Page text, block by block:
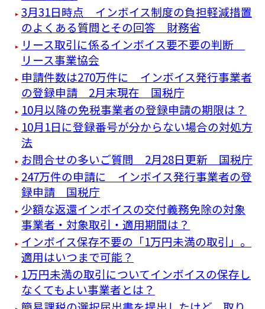
3月31日時点 インボイス制度の負担軽減措置
のよくある質問とその回答 財務省
リース取引に係るインボイス要不要の判断
リース事業協会
申請件数は270万件に インボイス発行事業者
の登録申請 2月末現在 国税庁
10月以降の免税事業者の登録申請の期限は？
10月1日に登録番号が分からない場合の対処方
法
お問合せの多いご質問 2月28日更新 国税庁
247万件の申請に インボイス発行事業者の登
録申請 国税庁
少額な返還インボイスの交付義務免除の対象
事業者・対象取引・適用期間は？
インボイス保存不要の「1万円未満の取引」。
適用はいつまで可能？
1万円未満の取引についてインボイスの保存し
なくてもよい事業者とは？